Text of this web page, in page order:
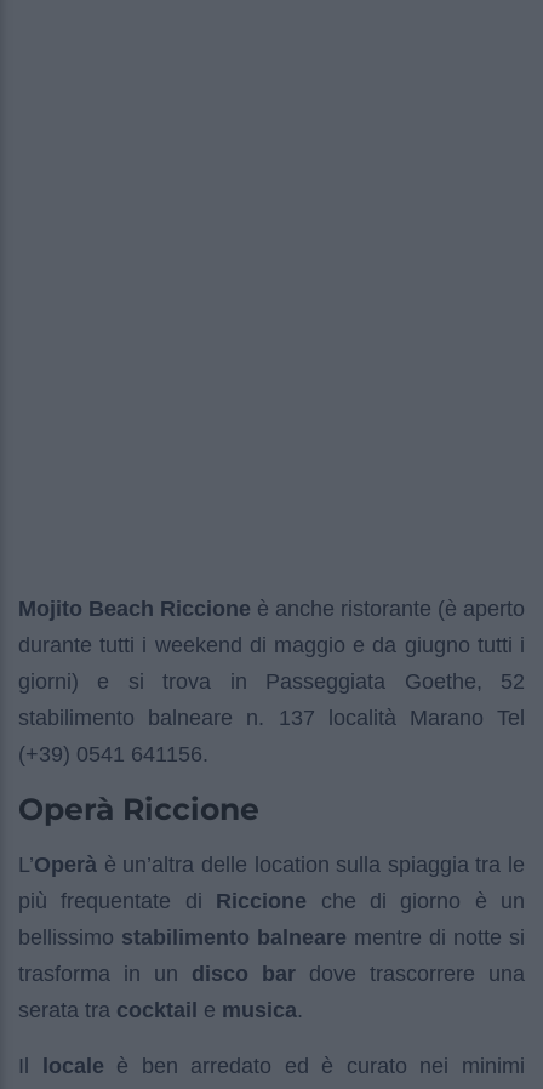
Mojito Beach Riccione è anche ristorante (è aperto
durante tutti i weekend di maggio e da giugno tutti i
giorni) e si trova in Passeggiata Goethe, 52
stabilimento balneare n. 137 località Marano Tel
(+39) 0541 641156.
Operà Riccione
L’Operà è un’altra delle location sulla spiaggia tra le
più frequentate di Riccione che di giorno è un
bellissimo stabilimento balneare mentre di notte si
trasforma in un disco bar dove trascorrere una
serata tra cocktail e musica.
Il locale è ben arredato ed è curato nei minimi